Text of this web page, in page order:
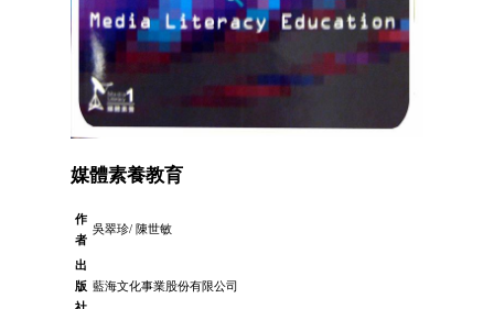
媒體素養教育
作
者
吳翠珍/ 陳世敏
出
版 藍海文化事業股份有限公司